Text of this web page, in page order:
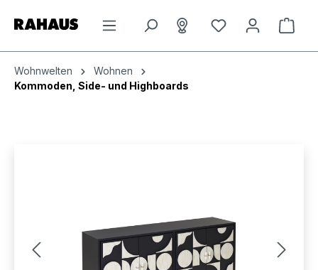
Du hast 0
Wohnwelten
Wohnen
Kommoden, Side- und Highboards